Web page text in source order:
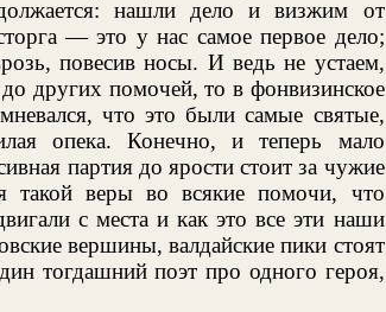
нашли дело и визжим от
— это у нас самое первое дело;
повесив носы. И ведь не устаем,
других помочей, то в фонвизинское
что это были самые святые,
опека. Конечно, и теперь мало
партия до ярости стоит за чужие
веры во всякие помочи, что
с места и как это все эти наши
вершины, валдайские пики стоят
тогдашний поэт про одного героя,